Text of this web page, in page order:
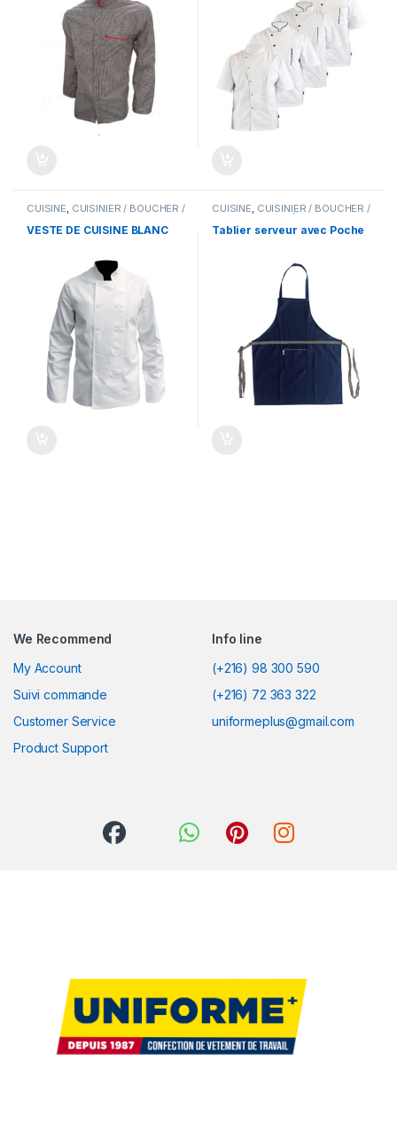
CUISINE, CUISINIER / BOUCHER /
CUISINE
VESTE DE CUISINE BLANC
CUISINE, CUISINIER / BOUCHER /
MÉTIERS
SERVEUR
Tablier serveur avec Poche
We Recommend
My Account
Suivi commande
Customer Service
Product Support
Info line
(+216) 98 300 590
(+216) 72 363 322
uniformeplus@gmail.com